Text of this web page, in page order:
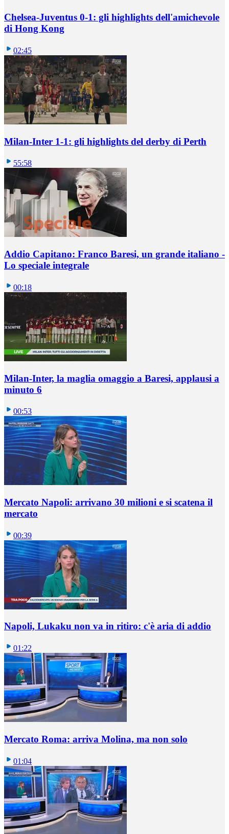
Chelsea-Juventus 0-1: gli highlights dell'amichevole
di Hong Kong
02:45
Milan-Inter 1-1: gli highlights del derby di Perth
55:58
Addio Capitano: Franco Baresi, un grande italiano -
Lo speciale integrale
00:18
Milan-Inter, la maglia omaggio a Baresi, applausi a
minuto 6
00:53
Mercato Napoli: arrivano 30 milioni e si scatena il
mercato
00:39
Napoli, Lukaku non va in ritiro: c'è aria di addio
01:22
Mercato Roma: arriva Molina, ma non solo
01:04